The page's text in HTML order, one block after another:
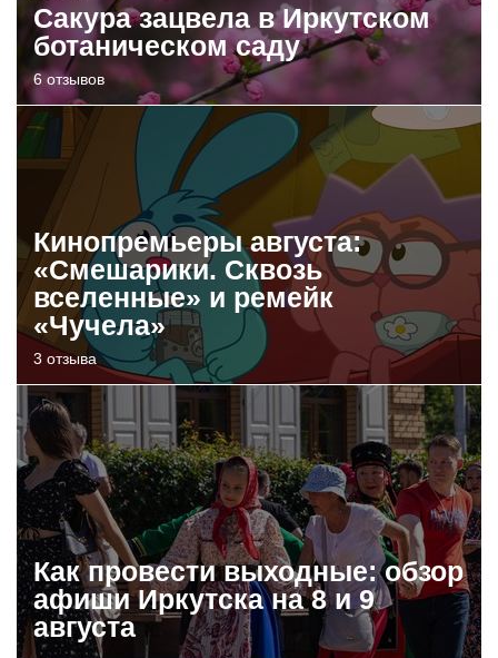
Сакура зацвела в Иркутском
ботаническом саду
6 отзывов
Кинопремьеры августа:
«Смешарики. Сквозь
вселенные» и ремейк
«Чучела»
3 отзыва
Как провести выходные: обзор
афиши Иркутска на 8 и 9
августа